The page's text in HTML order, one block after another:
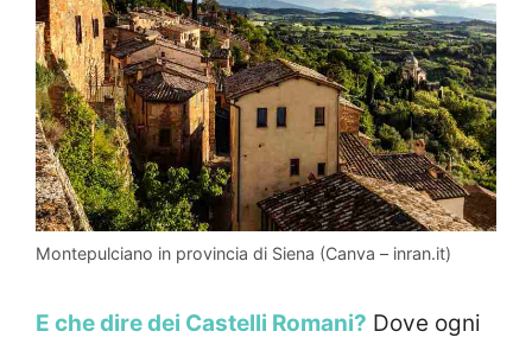
Montepulciano in provincia di Siena (Canva – inran.it)
E che dire dei Castelli Romani? Dove ogni